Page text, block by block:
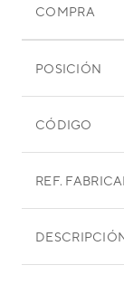
COMPRA
POSICIÓN
CÓDIGO
REF.